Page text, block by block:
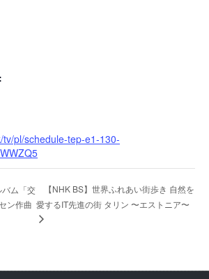
tv/pl/schedule-tep-e1-130-
バム「交
ン作曲
【NHK BS】世界ふれあい街歩き 自然を
愛するIT先進の街 タリン 〜エストニア〜